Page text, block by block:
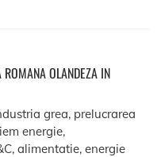
OLANDEZA IN
grea, prelucrarea
energie,
alimentatie, energie